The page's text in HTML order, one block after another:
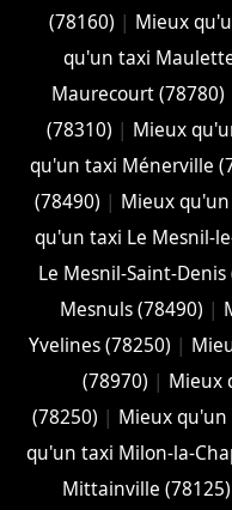
(78160) | Mieux
qu'un taxi
Maurecourt (78780)
(78310) | Mieux
qu'un taxi Ménerville
(78490) | Mieux
qu'un taxi Le Mesnil-
Le Mesnil-Saint-Denis
Mesnuls (78490) |
Yvelines (78250) |
(78970) | Mieux
(78250) | Mieux
qu'un taxi Milon-la-
Mittainville (78125)